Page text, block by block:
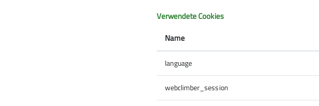
Verwendete Cookies
Name
language
webclimber_session